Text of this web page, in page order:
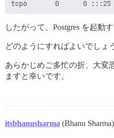
したがって、Postgres を起動
どのようにすればよいでしょ
あらかじめご多忙の折、大変
ますと幸いです。
itsbhanusharma (Bhanu Sharma)